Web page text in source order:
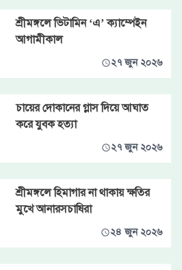
শ্রীমঙ্গলে ভিটামিন ‘এ’ ক্যাম্পেইন
আগামীকাল
২৭ জুন ২০২৬
চায়ের দোকানের গ্লাস দিয়ে আঘাত
করে যুবক হত্যা
২৭ জুন ২০২৬
শ্রীমঙ্গলে হিমাগার না থাকায় ক্ষতির
মুখে আনারসচাষিরা
২৪ জুন ২০২৬